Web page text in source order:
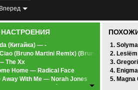
11. What Is Love (feat. Cami) — Max Oazo, Cami
I Remember When You Were Good — Last
14. I Know You (OST 50 Оттенков Серого) —
The Age Of The Unicorn — Zero-project
Вперед
НАСТРОЕНИЯ
(Китайка) — -
(Bruno Martini Remix) (Bruno Martini
The Xx
Home — Radical Face
Away With Me — Norah Jones
1. Solyma
2. Lesiëm
3.
4. Enigma
5. Magna